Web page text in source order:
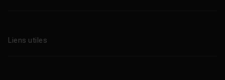
Formations certifiantes
Liens utiles